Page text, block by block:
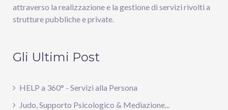
attraverso la realizzazione e la gestione di servizi rivolti a
strutture pubbliche e private.
Gli Ultimi Post
HELP a 360° - Servizi alla Persona
Judo, Supporto Psicologico & Mediazione...